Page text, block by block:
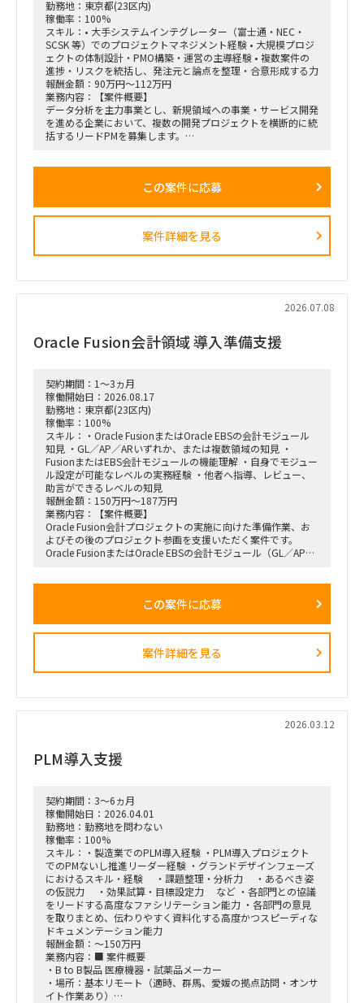
勤務地：東京都(23区内)
稼働率：100%
スキル：• 大手システムインテグレーター（富士通・NEC・
SCSK 等）でのプロジェクトマネジメント経験 • 大規模プロジ
ェクトの体制設計・PMO構築・運営の主導経験 • 複数案件の
進捗・リスクを統括し、発注元と論点を整理・合意形成する力
報酬金額：90万円～112万円
業務内容：【案件概要】
データ分析を主力事業とし、新規領域への事業・サービス開発
を進める企業において、複数の開発プロジェクトを横断的に統
括するリードPMを募集します。
のの品質管理ではなく、進捗管理・顧客リレーション・期待値
・複数の開発プロジェクトにおける進捗・課題・リスクの横断
管理
・各プロジェクトのPM、テックリードとの連携・マネジメン
・顧客との期待値調整、論点整理、合意形成
・プロジェクト管理プロセスや品質基準の整備・横展開
【プロジェクト体制】
・全社規模：約100名
・1プロジェクトあたり：開発エンジニア数名～十数名
・複数プロジェクトが並行稼働
・マネジメント対象：横断で50～100名規模
・稼働率：週5日／100％を希望
・勤務形態：基本リモート
※必要に応じて打ち合わせあり
・参画時期：2026年7月中を想定
この案件に応募
案件詳細を見る
2026.07.08
Oracle Fusion会計領域 導入準備支援
契約期間：1～3ヵ月
稼働開始日：2026.08.17
勤務地：東京都(23区内)
稼働率：100%
スキル：・Oracle FusionまたはOracle EBSの会計モジュール
知見 ・GL／AP／ARいずれか、または複数領域の知見 ・
FusionまたはEBS会計モジュールの機能理解 ・自身でモジュー
ル設定が可能なレベルの実務経験 ・他者へ指導、レビュー、
助言ができるレベルの知見
報酬金額：150万円～187万円
業務内容：【案件概要】
Oracle Fusion会計プロジェクトの実施に向けた準備作業、お
よびその後のプロジェクト参画を支援いただく案件です。
Oracle FusionまたはOracle EBSの会計モジュール（GL／AP／
会計モジュールの機能を熟知しており、ご自身でモジュール設
す。
・Oracle Fusion会計プロジェクト実施に向けた準備作業
・会計モジュールの機能一覧、機能概要の文書化支援
・ドキュメント作成に関するアドバイス、または実作業
Oracle FusionまたはEBSの会計モジュールに深い知見を持ち、
コンサルティングファーム出身である必要はなく、知見と実務
遂行能力が重視されます。
この案件に応募
案件詳細を見る
2026.03.12
PLM導入支援
契約期間：3～6ヵ月
稼働開始日：2026.04.01
勤務地：勤務地を問わない
稼働率：100%
スキル：・製造業でのPLM導入経験 ・PLM導入プロジェクト
でのPMないし推進リーダー経験 ・グランドデザインフェーズ
におけるスキル・経験 ・課題整理・分析力 ・あるべき姿
の仮説力 ・効果試算・目標設定力 など ・各部門との協議
をリードする高度なファシリテーション能力 ・各部門の意見
を取りまとめ、伝わりやすく資料化する高度かつスピーディな
ドキュメンテーション能力
報酬金額：～150万円
業務内容：■ 案件概要
・B to B製品 医療機器・試薬品メーカー
・場所：基本リモート（適時、群馬、愛媛の拠点訪問・オンサ
イト作業あり）